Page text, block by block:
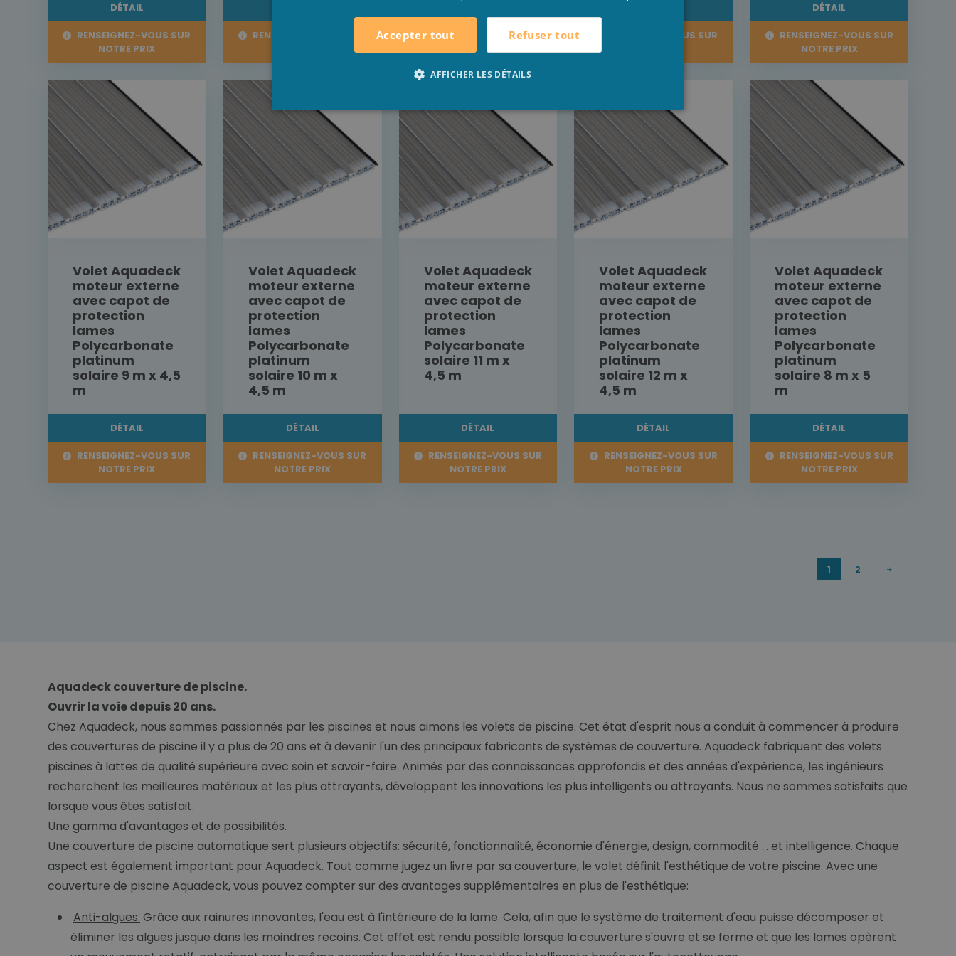
DÉTAIL
RENSEIGNEZ-VOUS SUR
NOTRE PRIX
RENSEIGNEZ-VOUS SUR
RENSEIGNEZ-VOUS SUR
NOTRE PRIX
RENSEIGNEZ-VOUS SUR
DÉTAIL
RENSEIGNEZ-VOUS SUR
NOTRE PRIX
Volet Aquadeck
moteur externe
avec capot de
protection
lames
Polycarbonate
platinum
solaire 9 m x 4,5
m
DÉTAIL
RENSEIGNEZ-VOUS SUR
NOTRE PRIX
Volet Aquadeck
moteur externe
avec capot de
protection
lames
Polycarbonate
platinum
solaire 10 m x
4,5 m
DÉTAIL
RENSEIGNEZ-VOUS SUR
NOTRE PRIX
Volet Aquadeck
moteur externe
avec capot de
protection
lames
Polycarbonate
solaire 11 m x
4,5 m
DÉTAIL
RENSEIGNEZ-VOUS SUR
NOTRE PRIX
Volet Aquadeck
moteur externe
avec capot de
protection
lames
Polycarbonate
platinum
solaire 12 m x
4,5 m
DÉTAIL
RENSEIGNEZ-VOUS SUR
NOTRE PRIX
Volet Aquadeck
moteur externe
avec capot de
protection
lames
Polycarbonate
platinum
solaire 8 m x 5
m
DÉTAIL
RENSEIGNEZ-VOUS SUR
NOTRE PRIX
1 2
Aquadeck couverture de piscine.
Ouvrir la voie depuis 20 ans.
Chez Aquadeck, nous sommes passionnés par les piscines et nous aimons les volets de piscine. Cet état d'esprit nous a conduit à commencer à produire
des couvertures de piscine il y a plus de 20 ans et à devenir l'un des principaux fabricants de systèmes de couverture. Aquadeck fabriquent des volets
piscines à lattes de qualité supérieure avec soin et savoir-faire. Animés par des connaissances approfondis et des années d'expérience, les ingénieurs
recherchent les meilleures matériaux et les plus attrayants, développent les innovations les plus intelligents ou attrayants. Nous ne sommes satisfaits que
lorsque vous êtes satisfait.
Une gamma d'avantages et de possibilités.
Une couverture de piscine automatique sert plusieurs objectifs: sécurité, fonctionnalité, économie d'énergie, design, commodité ... et intelligence. Chaque
aspect est également important pour Aquadeck. Tout comme jugez un livre par sa couverture, le volet définit l'esthétique de votre piscine. Avec une
couverture de piscine Aquadeck, vous pouvez compter sur des avantages supplémentaires en plus de l'esthétique:
Anti-algues: Grâce aux rainures innovantes, l'eau est à l'intérieure de la lame. Cela, afin que le système de traitement d'eau puisse décomposer et
éliminer les algues jusque dans les moindres recoins. Cet effet est rendu possible lorsque la couverture s'ouvre et se ferme et que les lames opèrent
Accepter tout Refuser tout
AFFICHER LES DÉTAILS